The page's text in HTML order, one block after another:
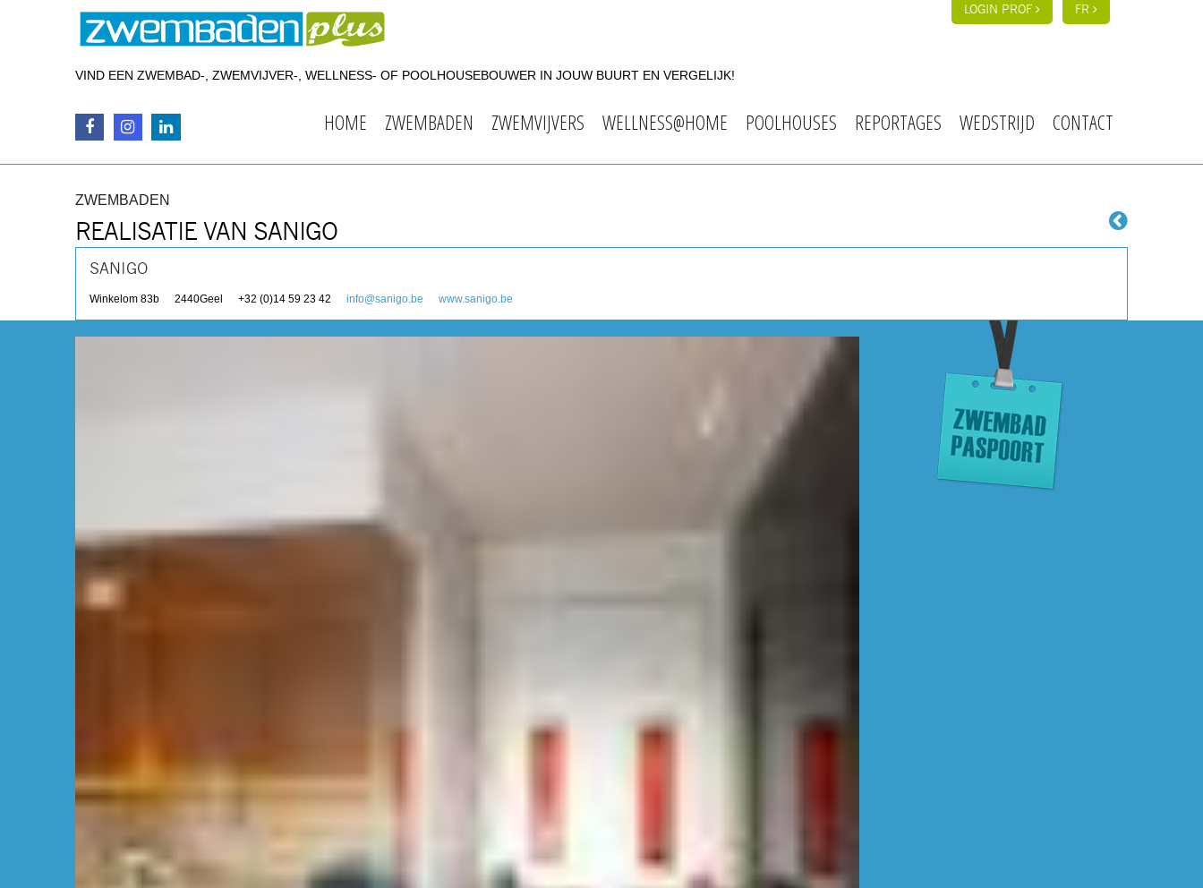
LOGIN PROF FR
VIND EEN ZWEMBAD-, ZWEMVIJVER-, WELLNESS- OF POOLHOUSEBOUWER IN JOUW BUURT EN VERGELIJK!
HOME ZWEMBADEN ZWEMVIJVERS WELLNESS@HOME POOLHOUSES REPORTAGES WEDSTRIJD CONTACT
ZWEMBADEN
REALISATIE VAN SANIGO
SANIGO
Winkelom 83b 2440Geel +32 (0)14 59 23 42 info@sanigo.be www.sanigo.be